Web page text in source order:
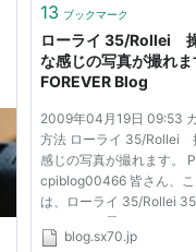
13 ブックマーク
ローライ 35/Rollei
な感じの写真が撮れ
FOREVER Blog
2009年04月19日 09:53
方法 ローライ 35/Rollei
感じの写真が撮れます。
cpiblog00466 皆さん、
は、ローライ 35/Rollei
をしたいと思います。 ま
35/Rollei 35の特徴であ
blog.sx70.jp